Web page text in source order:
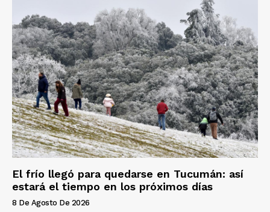
El frío llegó para quedarse en Tucumán: así
estará el tiempo en los próximos días
8 De Agosto De 2026